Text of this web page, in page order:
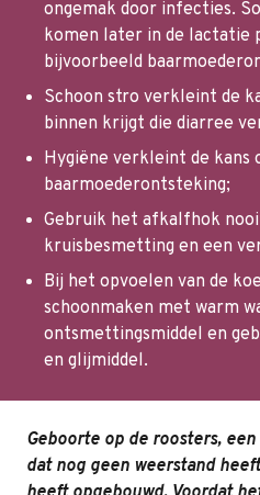
ongemak door infecties.
komen later in de lactatie
bijvoorbeeld
Schoon stro verkleint de
binnen krijgt die diarree
Hygiëne verkleint de kans
baarmoederontsteking;
Gebruik het afkalfhok
kruisbesmetting en een
Bij het opvoelen van de
schoonmaken met warm
ontsmettingsmiddel en
en glijmiddel.
Geboorte op de roosters,
dat nog geen weerstand